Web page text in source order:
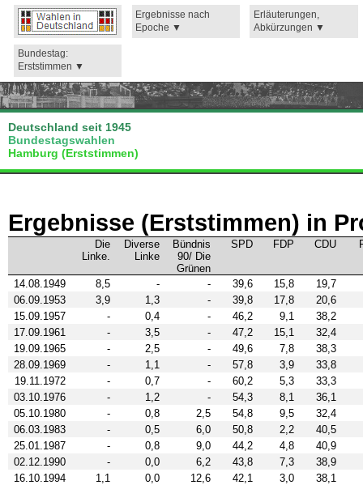
Ergebnisse nach
Epoche
Erläuterungen,
Abkürzungen
Bundestag:
Erststimmen
Deutschland seit 1945
Bundestagswahlen
Hamburg (Erststimmen)
Ergebnisse (Erststimmen) in
Die
Linke.
Diverse
Linke
Bündnis
90/ Die
Grünen
SPD FDP CDU
14.08.1949 8,5 - - 39,6 15,8
19,7
06.09.1953
3,9 1,3 - 39,8 17,8
20,6
15.09.1957
- 0,4 - 46,2 9,1
38,2
17.09.1961
- 3,5 - 47,2 15,1
32,4
19.09.1965
- 2,5 - 49,6 7,8
38,3
28.09.1969
- 1,1 - 57,8 3,9
33,8
19.11.1972
- 0,7 - 60,2 5,3
33,3
03.10.1976
- 1,2 - 54,3 8,1
36,1
05.10.1980
- 0,8 2,5 54,8 9,5
32,4
06.03.1983
- 0,5 6,0 50,8 2,2
40,5
25.01.1987
- 0,8 9,0 44,2 4,8
40,9
02.12.1990
- 0,0 6,2 43,8 7,3
38,9
16.10.1994
1,1 0,0 12,6 42,1 3,0
38,1